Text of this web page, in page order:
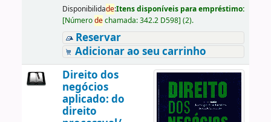
Disponibilidade:Itens disponíveis para empréstimo:
[Númerodechamada:342.2 D598] (2).
Reservar
Adicionar ao seu carrinho
Direito dos
negócios
aplicado: do
direito